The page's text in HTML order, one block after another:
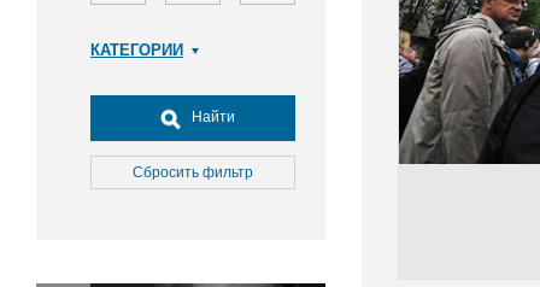
КАТЕГОРИИ
Досуг, туризм и отдых
Культура
Медицина
Найти
Сбросить фильтр